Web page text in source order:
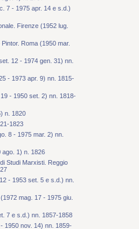
7 - 1975 apr. 14 e s.d.)
Firenze (1952 lug.
Roma (1950 mar.
12 - 1974 gen. 31) nn.
- 1973 apr. 9) nn. 1815-
- 1950 set. 2) nn. 1818-
n. 1820
1823
8 - 1975 mar. 2) nn.
ago. 1) n. 1826
Studi Marxisti. Reggio
- 1953 set. 5 e s.d.) nn.
mag. 17 - 1975 giu.
7 e s.d.) nn. 1857-1858
1950 nov. 14) nn. 1859-